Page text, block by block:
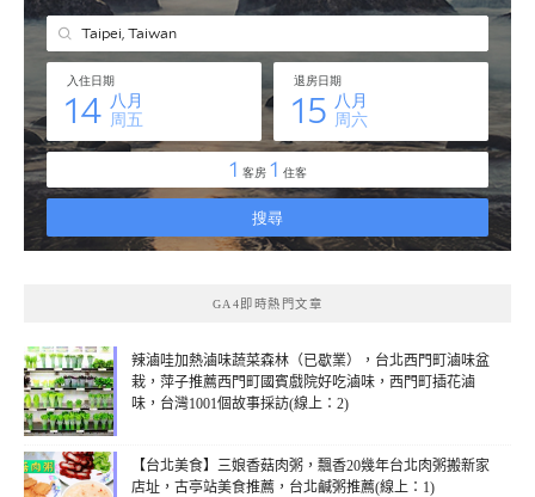
GA4即時熱門文章
辣滷哇加熱滷味蔬菜森林（已歇業），台北西門町滷味盆
栽，萍子推薦西門町國賓戲院好吃滷味，西門町插花滷
味，台灣1001個故事採訪(線上：2)
【台北美食】三娘香菇肉粥，飄香20幾年台北肉粥搬新家
店址，古亭站美食推薦，台北鹹粥推薦(線上：1)